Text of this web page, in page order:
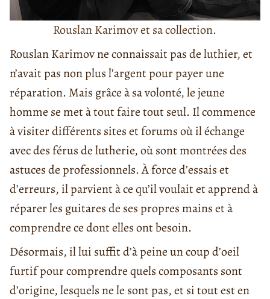
Rouslan Karimov et sa collection.
Rouslan Karimov ne connaissait pas de luthier, et
n’avait pas non plus l’argent pour payer une
réparation. Mais grâce à sa volonté, le jeune
homme se met à tout faire tout seul. Il commence
à visiter différents sites et forums où il échange
avec des férus de lutherie, où sont montrées des
astuces de professionnels. À force d’essais et
d’erreurs, il parvient à ce qu’il voulait et apprend à
réparer les guitares de ses propres mains et à
comprendre ce dont elles ont besoin.
Désormais, il lui suffit d’à peine un coup d’oeil
furtif pour comprendre quels composants sont
d’origine, lesquels ne le sont pas, et si tout est en